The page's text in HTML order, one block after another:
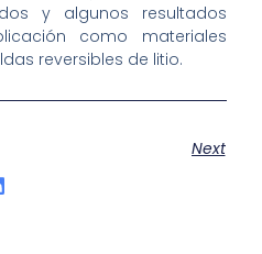
y algunos resultados
como materiales
reversibles de litio.
Next